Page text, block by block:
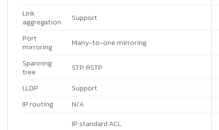
Link
aggregation
Support
Port
mirroring
Many-to-one mirroring
Spanning
tree
STP, RSTP
LLDP
Support
IP routing
N/A
IP standard ACL